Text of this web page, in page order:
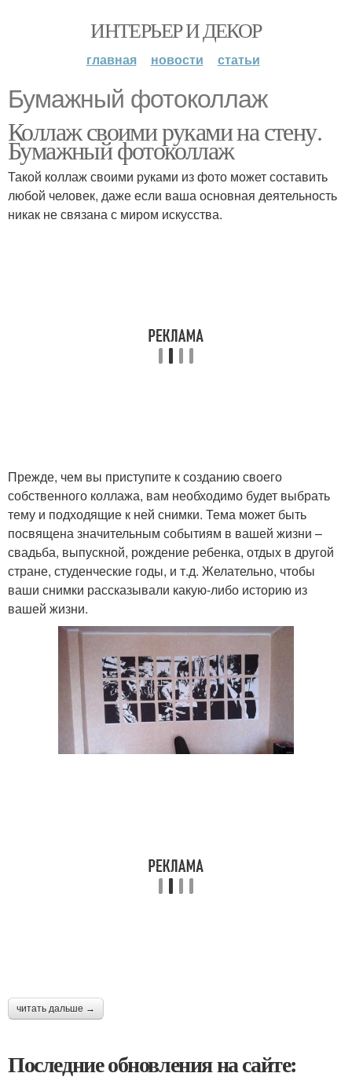
ИНТЕРЬЕР И ДЕКОР
главная новости статьи
Бумажный фотоколлаж
Коллаж своими руками на стену.
Бумажный фотоколлаж
Такой коллаж своими руками из фото может составить
любой человек, даже если ваша основная деятельность
никак не связана с миром искусства.
Прежде, чем вы приступите к созданию своего
собственного коллажа, вам необходимо будет выбрать
тему и подходящие к ней снимки. Тема может быть
посвящена значительным событиям в вашей жизни –
свадьба, выпускной, рождение ребенка, отдых в другой
стране, студенческие годы, и т.д. Желательно, чтобы
ваши снимки рассказывали какую-либо историю из
вашей жизни.
читать дальше →
Последние обновления на сайте: